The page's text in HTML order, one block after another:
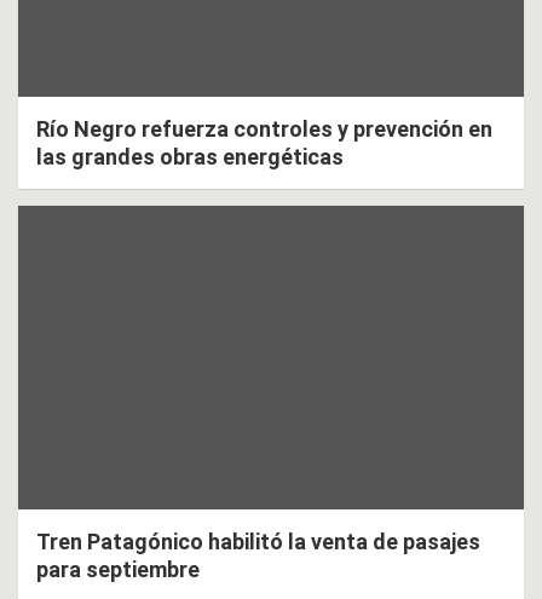
Río Negro refuerza controles y prevención en
las grandes obras energéticas
Tren Patagónico habilitó la venta de pasajes
para septiembre